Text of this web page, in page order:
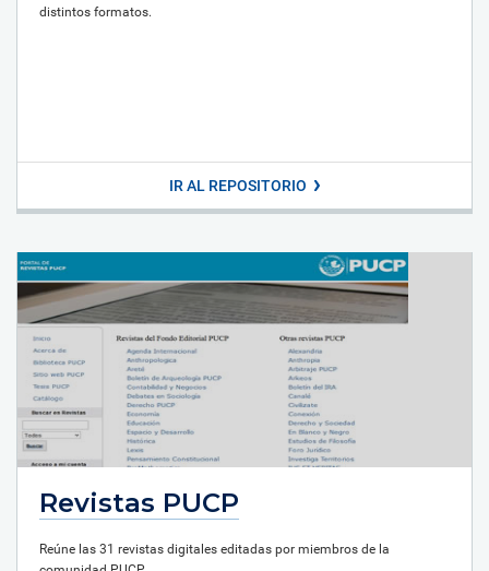
distintos formatos.
IR AL REPOSITORIO
Revistas PUCP
Reúne las 31 revistas digitales editadas por miembros de la